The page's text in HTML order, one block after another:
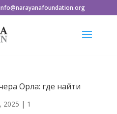
Орла: где найти
2025 | 1